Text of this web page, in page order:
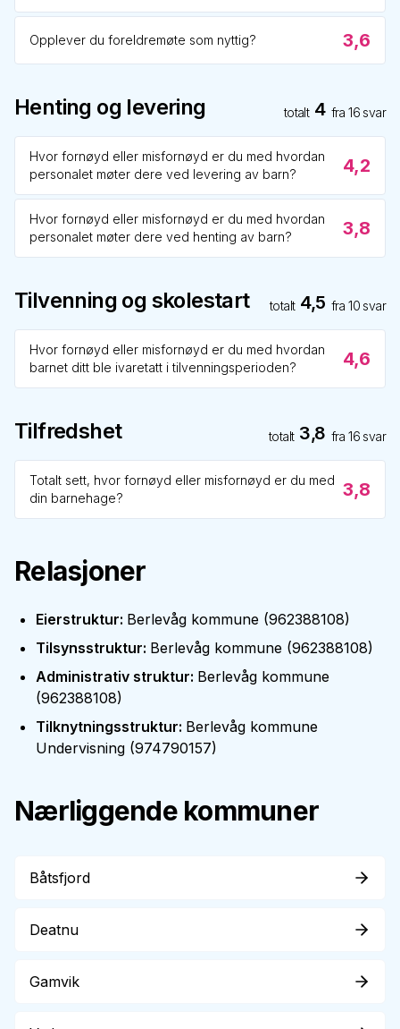
Opplever du foreldremøte som nyttig? 3,6
Henting og levering totalt 4 fra16 svar
Hvor fornøyd eller misfornøyd er du med hvordan
personalet møter dere ved levering av barn?
4,2
Hvor fornøyd eller misfornøyd er du med hvordan
personalet møter dere ved henting av barn?
3,8
Tilvenning og skolestart totalt 4,5 fra10 svar
Hvor fornøyd eller misfornøyd er du med hvordan
barnet ditt ble ivaretatt i tilvenningsperioden?
4,6
Tilfredshet totalt 3,8 fra16 svar
Totalt sett, hvor fornøyd eller misfornøyd er du med
din barnehage?
3,8
Relasjoner
Eierstruktur: Berlevåg kommune (962388108)
Tilsynsstruktur: Berlevåg kommune (962388108)
Administrativ struktur: Berlevåg kommune
(962388108)
Tilknytningsstruktur: Berlevåg kommune
Undervisning (974790157)
Nærliggende kommuner
Båtsfjord
Deatnu
Gamvik